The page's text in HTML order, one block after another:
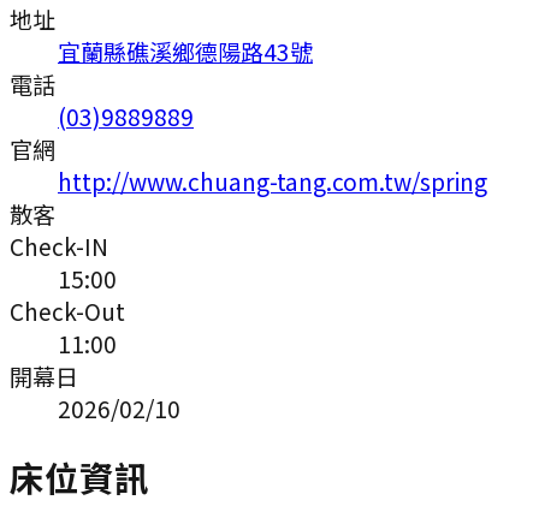
地址
宜蘭縣礁溪鄉德陽路43號
電話
(03)9889889
官網
http://www.chuang-tang.com.tw/spring
散客
Check-IN
15:00
Check-Out
11:00
開幕日
2026/02/10
床位資訊